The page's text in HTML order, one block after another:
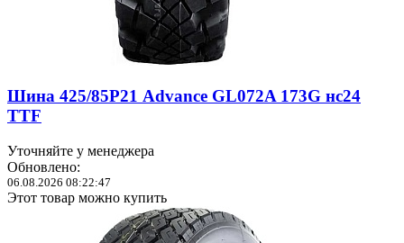
Шина 425/85Р21 Advance GL072A 173G нс24
TTF
Уточняйте у менеджера
Обновлено:
06.08.2026 08:22:47
Этот товар можно купить